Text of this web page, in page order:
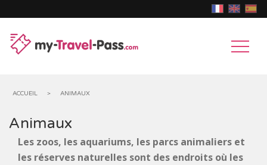
MUSÉES
& CHÂTEAUX
ACCUEIL > ANIMAUX
Animaux
Les zoos, les aquariums, les parcs animaliers et
les réserves naturelles sont des endroits où les